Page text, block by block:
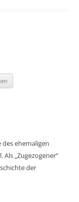
ehemaligen
„Zugezogener“
der